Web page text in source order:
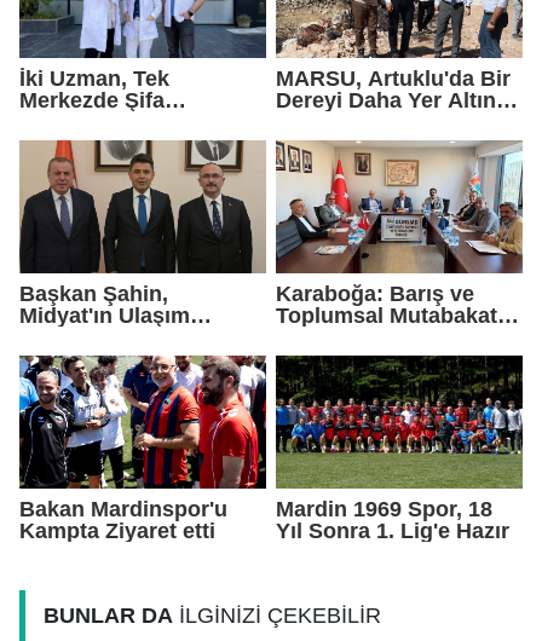
İki Uzman, Tek
Merkezde Şifa
MARSU, Artuklu'da Bir
Dereyi Daha Yer Altına
Başkan Şahin,
Midyat'ın Ulaşım
Taşıdı
Karaboğa: Barış ve
Toplumsal Mutabakat
Güçlendirecek
Bakan Mardinspor'u
Kampta Ziyaret etti
Mardin 1969 Spor, 18
Yıl Sonra 1. Lig'e Hazır
BUNLAR DA İLGİNİZİ ÇEKEBİLİR